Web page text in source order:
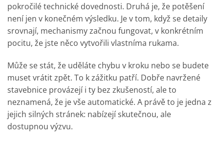
pokročilé technické dovednosti. Druhá je, že potěšení
není jen v konečném výsledku. Je v tom, když se detaily
srovnají, mechanismy začnou fungovat, v konkrétním
pocitu, že jste něco vytvořili vlastníma rukama.
Může se stát, že uděláte chybu v kroku nebo se budete
muset vrátit zpět. To k zážitku patří. Dobře navržené
stavebnice provázejí i ty bez zkušeností, ale to
neznamená, že je vše automatické. A právě to je jedna z
jejich silných stránek: nabízejí skutečnou, ale
dostupnou výzvu.